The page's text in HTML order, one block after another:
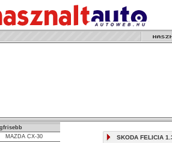
MAZDA CX-30
SKODA FELICIA